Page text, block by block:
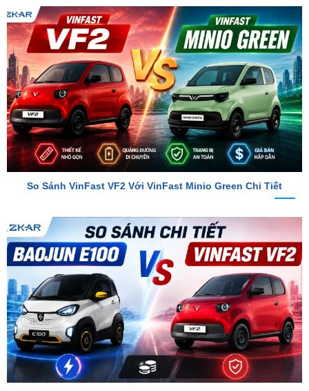
So Sánh VinFast VF2 Với VinFast Minio Green Chi Tiết
So Sánh Chi Tiết Baojun E100 Và VinFast VF2